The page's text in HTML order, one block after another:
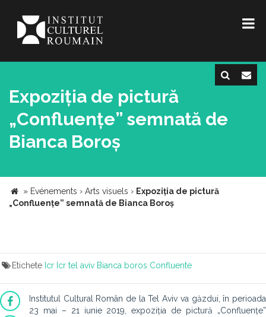
Expoziția de pictură
„Confluențe” semnată de
Bianca Boroș
» Evénements › Arts visuels › Expoziția de pictură
„Confluențe” semnată de Bianca Boroș
Etichete Icr Icr tel aviv Bianca boros Confluente
Institutul Cultural Român de la Tel Aviv va găzdui, în perioada
23 mai – 21 iunie 2019, expoziția de pictură „Confluențe”